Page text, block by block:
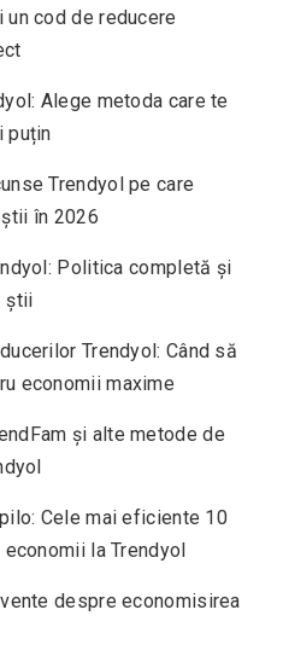
un cod de reducere
Alege metoda care te
puțin
Trendyol pe care
în 2026
Politica completă și
știi
Trendyol: Când să
economii maxime
și alte metode de
Cele mai eficiente 10
la Trendyol
despre economisirea